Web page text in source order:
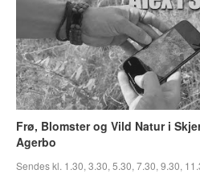
Frø, Blomster og Vild Natur i
Agerbo
Sendes kl. 1.30, 3.30, 5.30, 7.30, 9.30,